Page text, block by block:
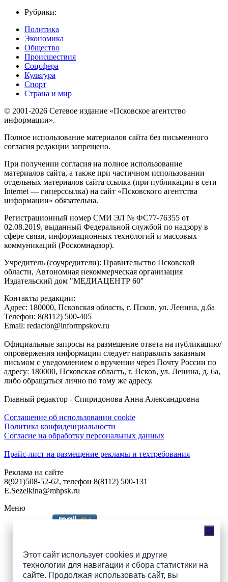
Этот сайт использует cookies и другие
технологии для навигации и сбора статистики на
сайте. Продолжая использовать сайт, вы
Рубрики:
Политика
Экономика
Общество
Происшествия
Соцсфера
Культура
Спорт
Страна и мир
© 2001-2026 Сетевое издание «Псковское агентство
информации».
Полное использование материалов сайта без письменного
согласия редакции запрещено.
При получении согласия на полное использование
материалов сайта, а также при частичном использовании
отдельных материалов сайта ссылка (при публикации в сети
Internet — гиперссылка) на сайт «Псковского агентства
информации» обязательна.
Регистрационный номер СМИ ЭЛ № ФС77-76355 от
02.08.2019, выданный Федеральной службой по надзору в
сфере связи, информационных технологий и массовых
коммуникаций (Роскомнадзор).
Учредитель (соучредители): Правительство Псковской
области, Автономная некоммерческая организация
Издательский дом "МЕДИАЦЕНТР 60"
Контакты редакции:
Адреc: 180000, Псковская область, г. Псков, ул. Ленина, д.6а
Телефон: 8(8112) 500-405
Email: redactor@informpskov.ru
Официальные запросы на размещение ответа на публикацию/
опровержения информации следует направлять заказным
письмом с уведомлением о вручении через Почту России по
адресу: 180000, Псковская область, г. Псков, ул. Ленина, д. 6а,
либо обращаться лично по тому же адресу.
Главный редактор - Спиридонова Анна Александровна
Соглашение об использовании cookie
Политика конфиденциальности
Согласие на обработку персональных данных
Прайс-лист на размещение рекламы и техтребования
Реклама на сайте
8(921)508-52-62, телефон 8(8112) 500-131
E.Sezeikina@mhpsk.ru
Меню